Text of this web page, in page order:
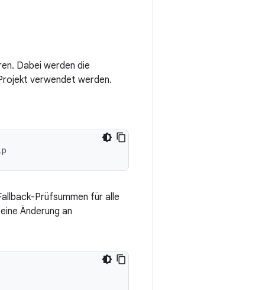
Dabei werden die
verwendet werden.
Prüfsummen für alle
Änderung an